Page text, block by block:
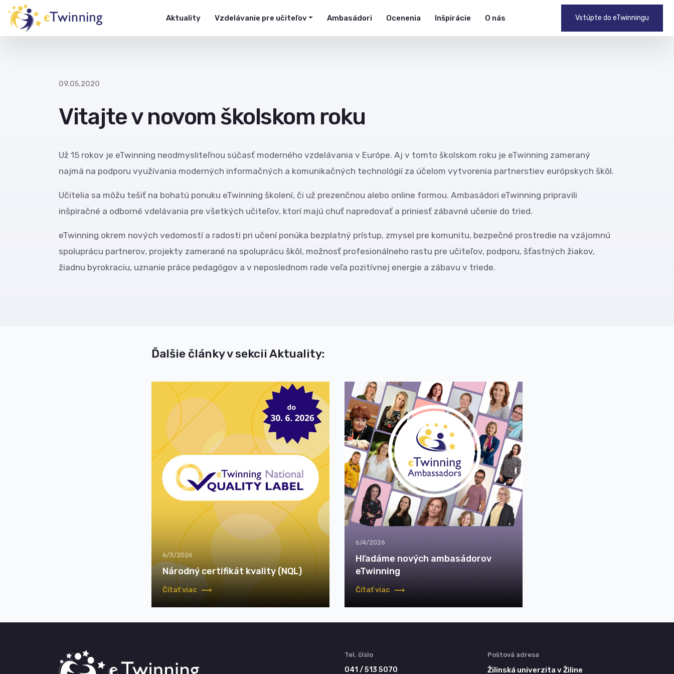
Aktuality Vzdelávanie pre učiteľov Ambasádori Ocenenia Inšpirácie O nás Vstúpte do eTwinningu
09.05.2020
Vitajte v novom školskom roku
Už 15 rokov je eTwinning neodmysliteľnou súčasť moderného vzdelávania v Európe. Aj v tomto školskom roku je eTwinning zameraný
najmä na podporu využívania moderných informačných a komunikačných technológií za účelom vytvorenia partnerstiev európskych škôl.
Učitelia sa môžu tešiť na bohatú ponuku eTwinning školení, či už prezenčnou alebo online formou. Ambasádori eTwinning pripravili
inšpiračné a odborné vdelávania pre všetkých učiteľov, ktorí majú chuť napredovať a priniesť zábavné učenie do tried.
eTwinning okrem nových vedomostí a radosti pri učení ponúka bezplatný prístup, zmysel pre komunitu, bezpečné prostredie na vzájomnú
spoluprácu partnerov, projekty zamerané na spoluprácu škôl, možnosť profesionálneho rastu pre učiteľov, podporu, šťastných žiakov,
žiadnu byrokraciu, uznanie práce pedagógov a v neposlednom rade veľa pozitívnej energie a zábavu v triede.
Ďalšie články v sekcii Aktuality:
6/3/2026
Národný certifikát kvality (NQL)
Čítať viac
6/4/2026
Hľadáme nových ambasádorov
eTwinning
Čítať viac
Tel. číslo
041 / 513 5070
Poštová adresa
Žilinská univerzita v Žiline